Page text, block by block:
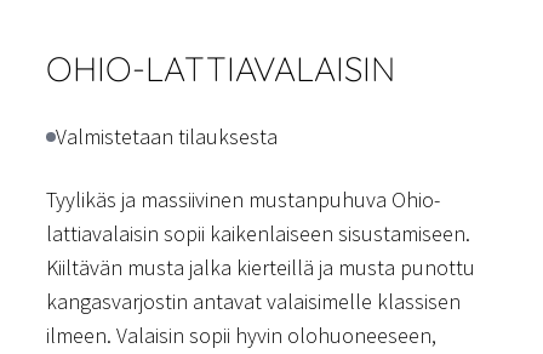
OHIO-LATTIAVALAISIN
Valmistetaan tilauksesta
Tyylikäs ja massiivinen mustanpuhuva Ohio-
lattiavalaisin sopii kaikenlaiseen sisustamiseen.
Kiiltävän musta jalka kierteillä ja musta punottu
kangasvarjostin antavat valaisimelle klassisen
ilmeen. Valaisin sopii hyvin olohuoneeseen,